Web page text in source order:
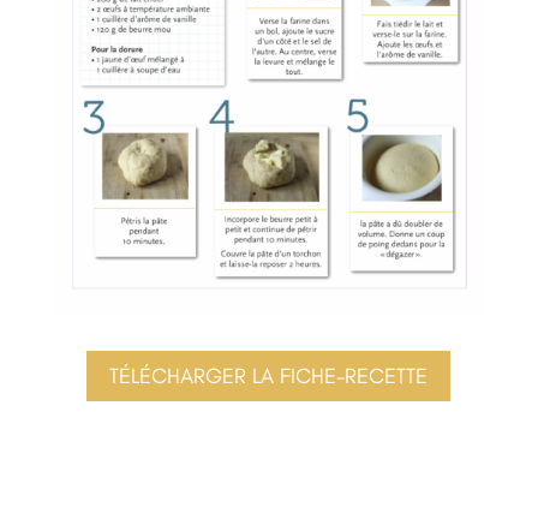
TÉLÉCHARGER LA FICHE-RECETTE